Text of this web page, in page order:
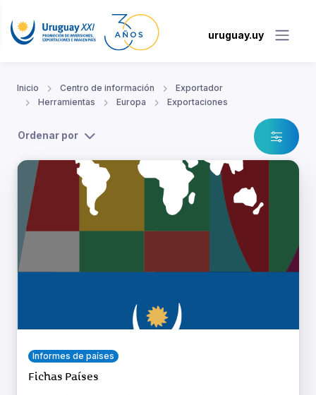
uruguay.uy
Inicio Centro de información
Exportador
Herramientas
Europa Exportaciones
Ordenar por
Informes de países
Fichas Países